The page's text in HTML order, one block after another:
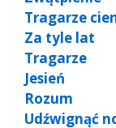
Tragarze
Za tyle lat
Tragarze
Jesień
Rozum
Udźwignąć